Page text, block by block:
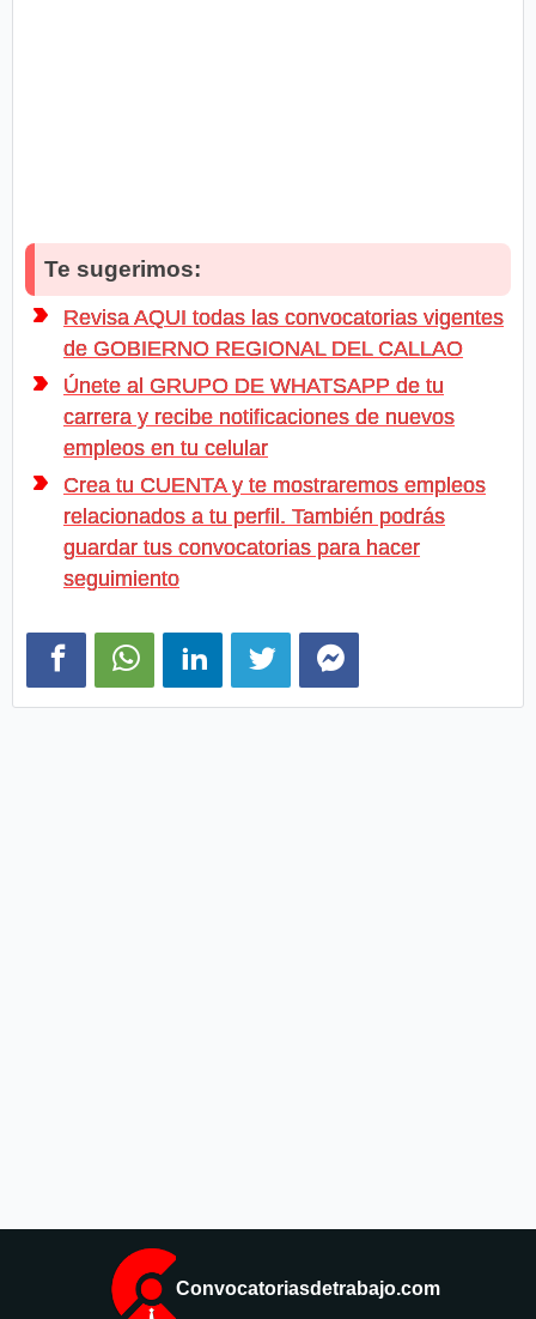
Te sugerimos:
Revisa AQUI todas las convocatorias vigentes
de GOBIERNO REGIONAL DEL CALLAO
Únete al GRUPO DE WHATSAPP de tu
carrera y recibe notificaciones de nuevos
empleos en tu celular
Crea tu CUENTA y te mostraremos empleos
relacionados a tu perfil. También podrás
guardar tus convocatorias para hacer
seguimiento
Convocatoriasdetrabajo.com